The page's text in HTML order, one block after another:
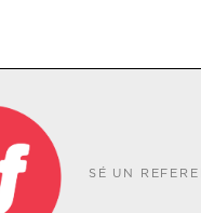
SÉ UN